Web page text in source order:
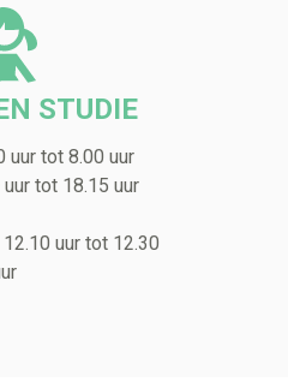
STUDIE
uur tot 8.00 uur
tot 18.15 uur
uur tot 12.30